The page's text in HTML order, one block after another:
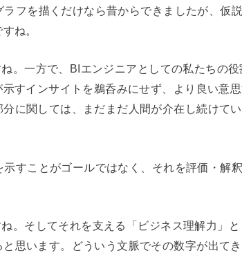
ラフを描くだけなら昔からできましたが、仮
ね。
。一方で、BIエンジニアとしての私たちの
すインサイトを鵜呑みにせず、より良い意
に関しては、まだまだ人間が介在し続けて
示すことがゴールではなく、それを評価・解
。そしてそれを支える「ビジネス理解力」
思います。どういう文脈でその数字が出て